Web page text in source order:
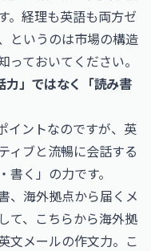
。経理も英語も両方ゼ
というのは市場の構造
ておいてください。
力」ではなく「読み書
イントなのですが、英
ィブと流暢に会話する
く」の力です。
、海外拠点から届くメ
て、こちらから海外拠
文メールの作文力。こ